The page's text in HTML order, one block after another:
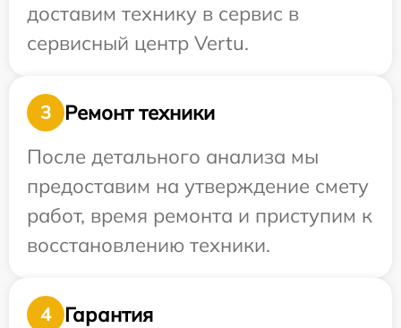
доставим технику в сервис в
сервисный центр Vertu.
3
Ремонт техники
После детального анализа мы
предоставим на утверждение смету
работ, время ремонта и приступим к
восстановлению техники.
4
Гарантия